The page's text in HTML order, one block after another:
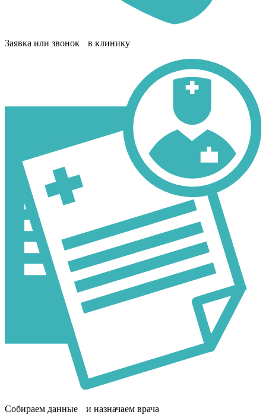
Заявка или звонок в клинику
Собираем данные и назначаем врача